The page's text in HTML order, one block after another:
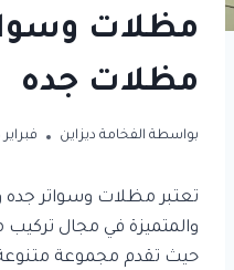
مظلات
مظلات جده
بواسطة الفخامة ديزاين فبراير 28, 2025
تعتبر مظلات وسواتر جده
والمتميزة في مجال
حيث تقدم مجموعة